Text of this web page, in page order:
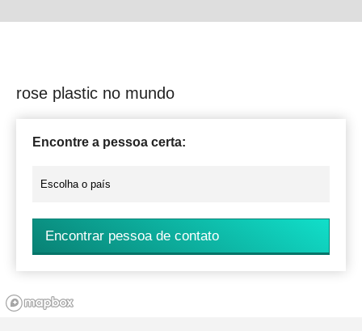
rose plastic no mundo
Encontre a pessoa certa:
Encontrar pessoa de contato